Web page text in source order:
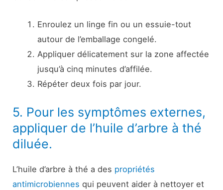
Enroulez un linge fin ou un essuie-tout
autour de l’emballage congelé.
Appliquer délicatement sur la zone affectée
jusqu’à cinq minutes d’affilée.
Répéter deux fois par jour.
5. Pour les symptômes externes,
appliquer de l’huile d’arbre à thé
diluée.
L’huile d’arbre à thé a des propriétés
antimicrobiennes qui peuvent aider à nettoyer et